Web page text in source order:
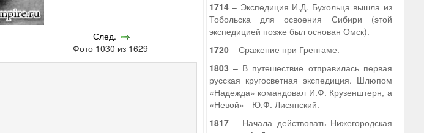
След.
Фото 1030 из 1629
1714– Экспедиция И.Д. Бухольца вышла из
Тобольска для освоения Сибири (этой
экспедицией позже был основан Омск).
1720– Сражение при Гренгаме.
1803 – В путешествие отправилась первая
русская кругосветная экспедиция. Шлюпом
«Надежда» командовал И.Ф. Крузенштерн, а
«Невой» - Ю.Ф. Лисянский.
1817– Начала действовать Нижегородская